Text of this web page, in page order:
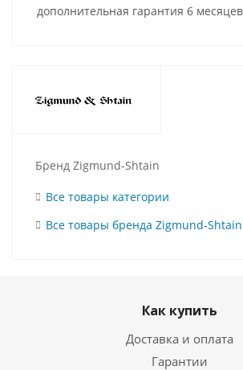
дополнительная гарантия 6
Бренд Zigmund-Shtain
Все товары категории
Все товары бренда Zigmund-Shtain
Как купить
Доставка и оплата
Гарантии